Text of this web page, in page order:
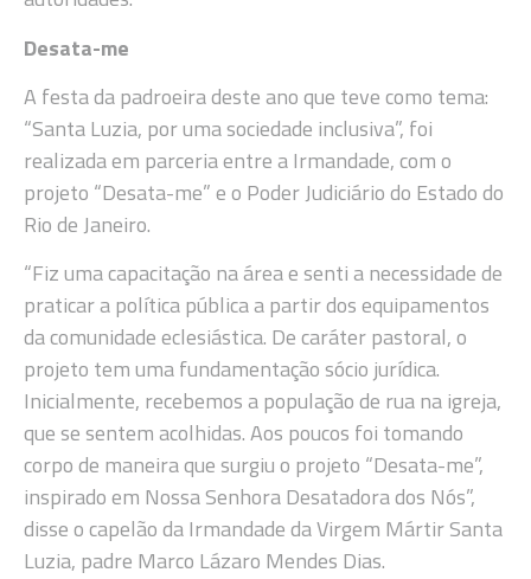
Desata-me
A festa da padroeira deste ano que teve como tema:
“Santa Luzia, por uma sociedade inclusiva”, foi
realizada em parceria entre a Irmandade, com o
projeto “Desata-me” e o Poder Judiciário do Estado do
Rio de Janeiro.
“Fiz uma capacitação na área e senti a necessidade de
praticar a política pública a partir dos equipamentos
da comunidade eclesiástica. De caráter pastoral, o
projeto tem uma fundamentação sócio jurídica.
Inicialmente, recebemos a população de rua na igreja,
que se sentem acolhidas. Aos poucos foi tomando
corpo de maneira que surgiu o projeto “Desata-me”,
inspirado em Nossa Senhora Desatadora dos Nós”,
disse o capelão da Irmandade da Virgem Mártir Santa
Luzia, padre Marco Lázaro Mendes Dias.